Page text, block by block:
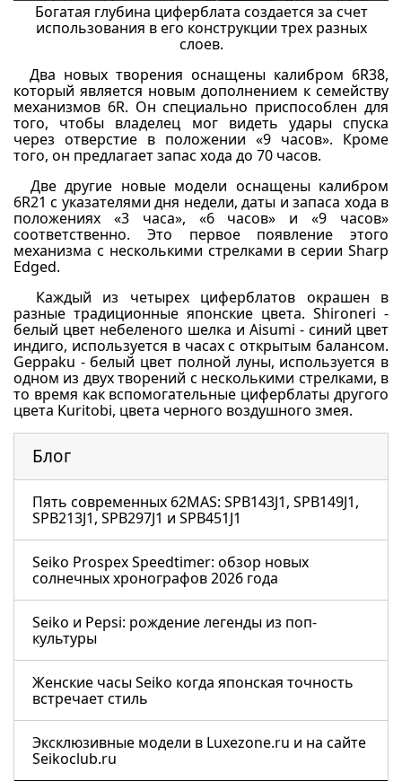
Блог
Пять современных 62MAS: SPB143J1, SPB149J1,
SPB213J1, SPB297J1 и SPB451J1
Seiko Prospex Speedtimer: обзор новых
солнечных хронографов 2026 года
Seiko и Pepsi: рождение легенды из поп-
культуры
Женские часы Seiko когда японская точность
встречает стиль
Эксклюзивные модели в Luxezone.ru и на сайте
Seikoclub.ru
Богатая глубина циферблата создается за счет
использования в его конструкции трех разных
слоев.
Два новых творения оснащены калибром 6R38,
который является новым дополнением к семейству
механизмов 6R. Он специально приспособлен для
того, чтобы владелец мог видеть удары спуска
через отверстие в положении «9 часов». Кроме
того, он предлагает запас хода до 70 часов.
Две другие новые модели оснащены калибром
6R21 с указателями дня недели, даты и запаса хода в
положениях «3 часа», «6 часов» и «9 часов»
соответственно. Это первое появление этого
механизма с несколькими стрелками в серии Sharp
Edged.
Каждый из четырех циферблатов окрашен в
разные традиционные японские цвета. Shironeri -
белый цвет небеленого шелка и Aisumi - синий цвет
индиго, используется в часах с открытым балансом.
Geppaku - белый цвет полной луны, используется в
одном из двух творений с несколькими стрелками, в
то время как вспомогательные циферблаты другого
цвета Kuritobi, цвета черного воздушного змея.